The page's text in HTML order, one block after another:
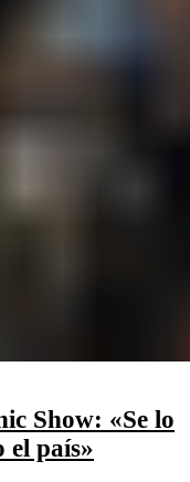
Show: «Se lo
el país»